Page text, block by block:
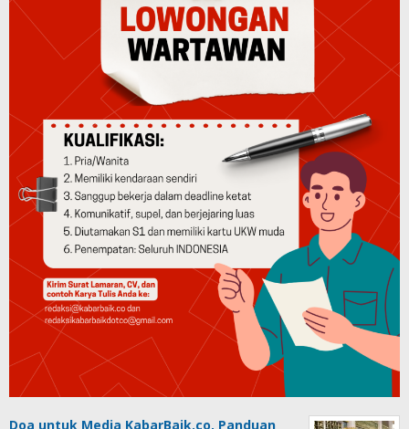
Doa untuk Media KabarBaik.co, Panduan